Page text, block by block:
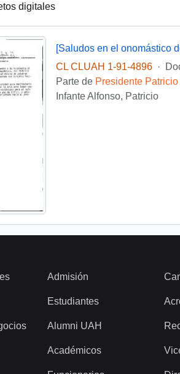
digitales
[Saludos en el onomástico
CL CLUAH 1-91-4896
·
Parte de Presidente
Infante Alfonso, Patricio
Admisión
Estudiantes
Alumni UAH
Académicos